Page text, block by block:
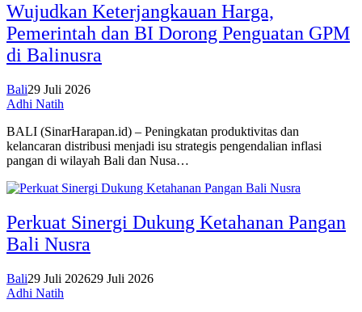
Wujudkan Keterjangkauan Harga,
Pemerintah dan BI Dorong Penguatan GPM
di Balinusra
Bali29 Juli 2026
Adhi Natih
BALI (SinarHarapan.id) – Peningkatan produktivitas dan
kelancaran distribusi menjadi isu strategis pengendalian inflasi
pangan di wilayah Bali dan Nusa…
Perkuat Sinergi Dukung Ketahanan Pangan
Bali Nusra
Bali29 Juli 202629 Juli 2026
Adhi Natih